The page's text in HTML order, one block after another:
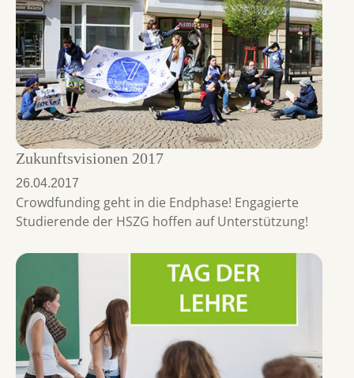
Zukunftsvisionen 2017
26.04.2017
Crowdfunding geht in die Endphase! Engagierte
Studierende der HSZG hoffen auf Unterstützung!